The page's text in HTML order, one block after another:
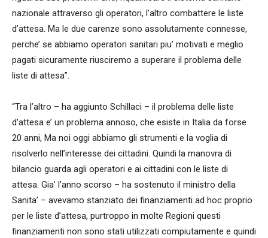
nazionale attraverso gli operatori, l’altro combattere le liste
d’attesa. Ma le due carenze sono assolutamente connesse,
perche’ se abbiamo operatori sanitari piu’ motivati e meglio
pagati sicuramente riusciremo a superare il problema delle
liste di attesa”.
“Tra l’altro – ha aggiunto Schillaci – il problema delle liste
d’attesa e’ un problema annoso, che esiste in Italia da forse
20 anni, Ma noi oggi abbiamo gli strumenti e la voglia di
risolverlo nell’interesse dei cittadini. Quindi la manovra di
bilancio guarda agli operatori e ai cittadini con le liste di
attesa. Gia’ l’anno scorso – ha sostenuto il ministro della
Sanita’ – avevamo stanziato dei finanziamenti ad hoc proprio
per le liste d’attesa, purtroppo in molte Regioni questi
finanziamenti non sono stati utilizzati compiutamente e quindi